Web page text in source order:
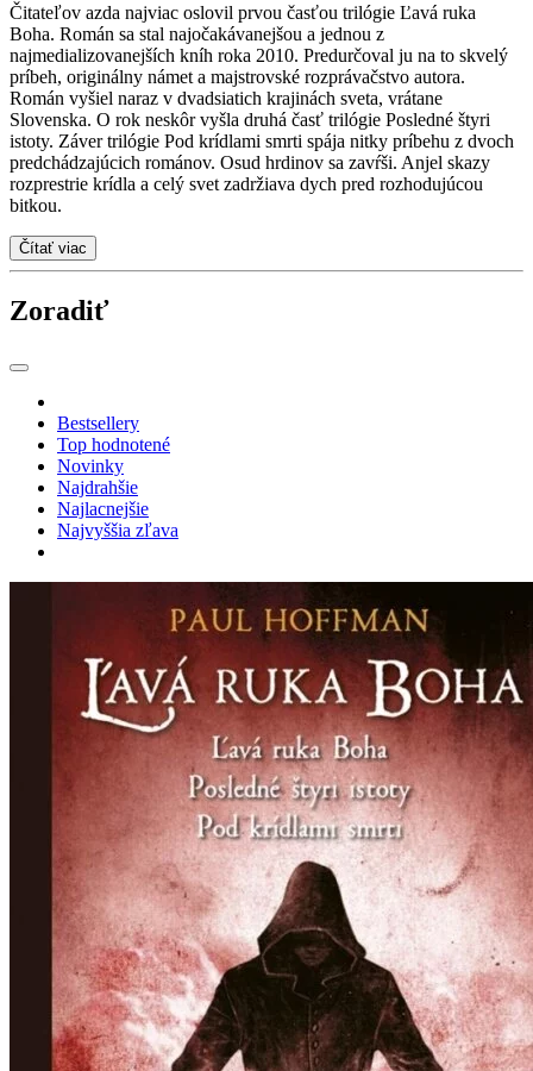
Čitateľov azda najviac oslovil prvou časťou trilógie Ľavá ruka
Boha. Román sa stal najočakávanejšou a jednou z
najmedializovanejších kníh roka 2010. Predurčoval ju na to skvelý
príbeh, originálny námet a majstrovské rozprávačstvo autora.
Román vyšiel naraz v dvadsiatich krajinách sveta, vrátane
Slovenska. O rok neskôr vyšla druhá časť trilógie Posledné štyri
istoty. Záver trilógie Pod krídlami smrti spája nitky príbehu z dvoch
predchádzajúcich románov. Osud hrdinov sa zavŕši. Anjel skazy
rozprestrie krídla a celý svet zadržiava dych pred rozhodujúcou
bitkou.
Čítať viac
Zoradiť
Bestsellery
Top hodnotené
Novinky
Najdrahšie
Najlacnejšie
Najvyššia zľava